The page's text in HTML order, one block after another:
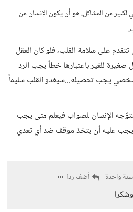
لكثير من المشاكل، هو أن يكون الإنسان من
على سلامة القلب، فلو كان العقل
للغير باعتبارها خطأ يجب الرد
شخصي يجب تحصيله...سيغدو القلب سليماً
الإنسان للصواب فيعلم متى يجب
يجب عليه أن يتخذ موقف ضد أي تعدي
واحدة أضف ردا